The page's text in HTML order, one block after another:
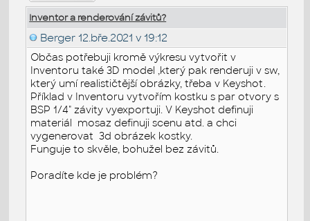
Inventor a renderování závitů?
Berger 12.bře.2021 v 19:12
Občas potřebuji kromě výkresu vytvořit v
Inventoru také 3D model ,který pak renderuji v sw,
který umí realističtější obrázky, třeba v Keyshot.
Příklad v Inventoru vytvořím kostku s par otvory s
BSP 1/4" závity vyexportuji. V Keyshot definuji
materiál mosaz definuji scenu atd. a chci
vygenerovat 3d obrázek kostky.
Funguje to skvěle, bohužel bez závitů.
Poradíte kde je problém?